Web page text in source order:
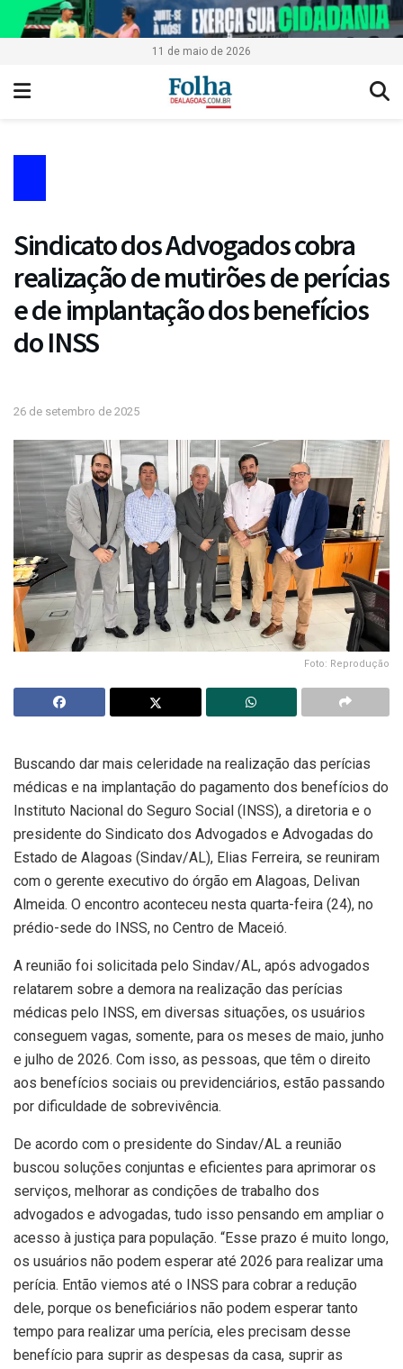
11 de maio de 2026
Sindicato dos Advogados cobra
realização de mutirões de perícias
e de implantação dos benefícios
do INSS
26 de setembro de 2025
Foto: Reprodução
Buscando dar mais celeridade na realização das perícias
médicas e na implantação do pagamento dos benefícios do
Instituto Nacional do Seguro Social (INSS), a diretoria e o
presidente do Sindicato dos Advogados e Advogadas do
Estado de Alagoas (Sindav/AL), Elias Ferreira, se reuniram
com o gerente executivo do órgão em Alagoas, Delivan
Almeida. O encontro aconteceu nesta quarta-feira (24), no
prédio-sede do INSS, no Centro de Maceió.
A reunião foi solicitada pelo Sindav/AL, após advogados
relatarem sobre a demora na realização das perícias
médicas pelo INSS, em diversas situações, os usuários
conseguem vagas, somente, para os meses de maio, junho
e julho de 2026. Com isso, as pessoas, que têm o direito
aos benefícios sociais ou previdenciários, estão passando
por dificuldade de sobrevivência.
De acordo com o presidente do Sindav/AL a reunião
buscou soluções conjuntas e eficientes para aprimorar os
serviços, melhorar as condições de trabalho dos
advogados e advogadas, tudo isso pensando em ampliar o
acesso à justiça para população. “Esse prazo é muito longo,
os usuários não podem esperar até 2026 para realizar uma
perícia. Então viemos até o INSS para cobrar a redução
dele, porque os beneficiários não podem esperar tanto
tempo para realizar uma perícia, eles precisam desse
benefício para suprir as despesas da casa, suprir as